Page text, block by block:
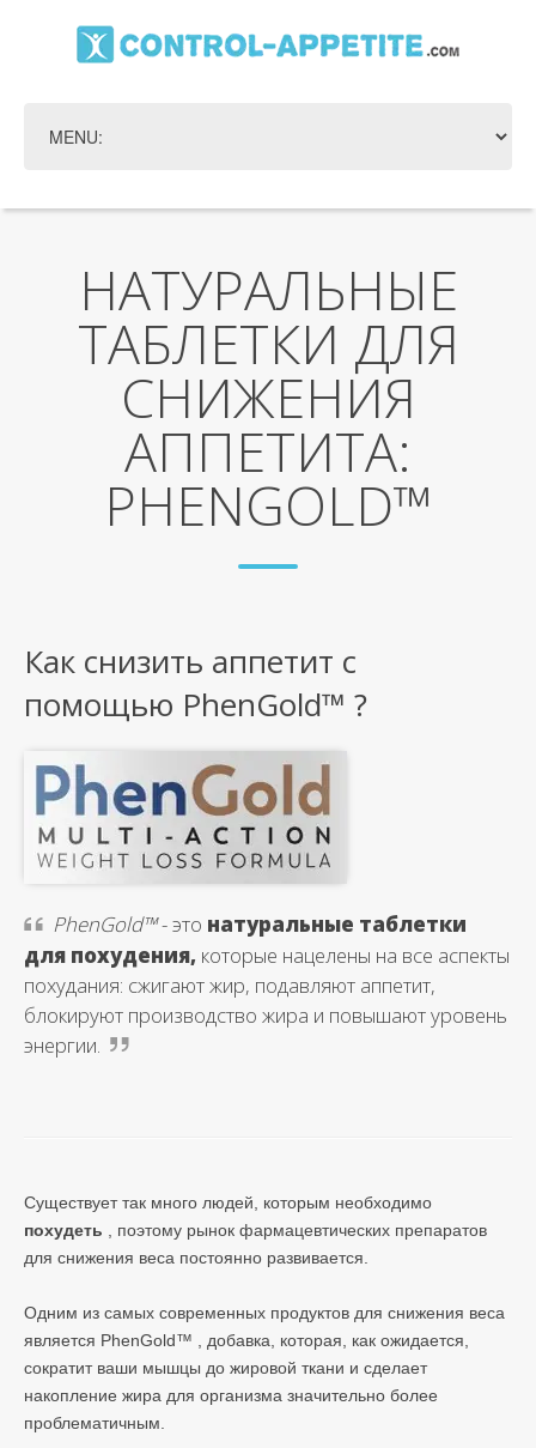
НАТУРАЛЬНЫЕ
ТАБЛЕТКИ ДЛЯ
СНИЖЕНИЯ
АППЕТИТА:
PHENGOLD™
Как снизить аппетит с
помощью PhenGold™ ?
PhenGold™- это натуральные таблетки
для похудения, которые нацелены на все аспекты
похудания: сжигают жир, подавляют аппетит,
блокируют производство жира и повышают уровень
энергии.
Существует так много людей, которым необходимо
похудеть , поэтому рынок фармацевтических препаратов
для снижения веса постоянно развивается.
Одним из самых современных продуктов для снижения веса
является PhenGold™ , добавка, которая, как ожидается,
сократит ваши мышцы до жировой ткани и сделает
накопление жира для организма значительно более
проблематичным.